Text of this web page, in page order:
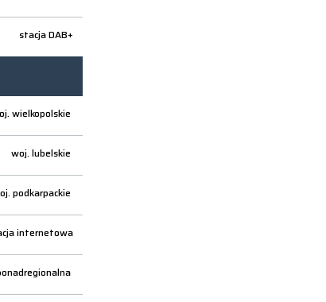
stacja DAB+
wielkopolskie
woj. lubelskie
podkarpackie
internetowa